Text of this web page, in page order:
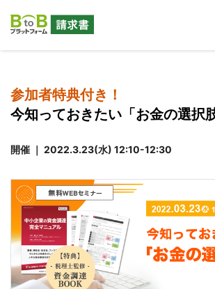
参加者特典付き！
今知っておきたい「お金の選択
開催 ｜ 2022.3.23(水) 12:10-12:30